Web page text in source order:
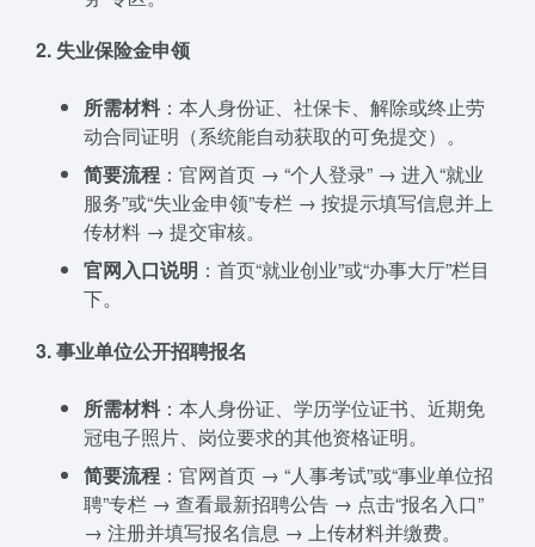
2. 失业保险金申领
所需材料：本人身份证、社保卡、解除或终止劳
动合同证明（系统能自动获取的可免提交）。
简要流程 ：官网首页 → “个人登录” → 进入“就业
服务”或“失业金申领”专栏 → 按提示填写信息并上
传材料 → 提交审核。
官网入口说明 ：首页“就业创业”或“办事大厅”栏目
下。
3. 事业单位公开招聘报名
所需材料：本人身份证、学历学位证书、近期免
冠电子照片、岗位要求的其他资格证明。
简要流程 ：官网首页 → “人事考试”或“事业单位招
聘”专栏 → 查看最新招聘公告 → 点击“报名入口”
→ 注册并填写报名信息 → 上传材料并缴费。